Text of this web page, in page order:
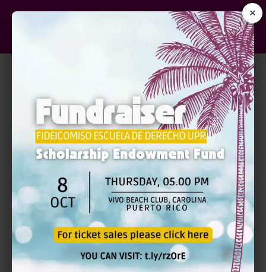
×
LAS CAPITULACIONES
MATRIMONIALES – NUEVA